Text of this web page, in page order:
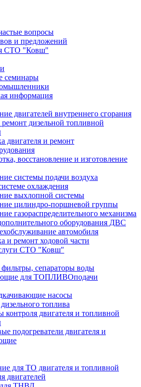
вопросы
и предложений
СТО "Ковш"
семинары
информация
двигателей внутреннего сгорания
дизельной топливной
двигателя и ремонт
восстановление и изготовление
системы подачи воздуха
охлаждения
выхлопной системы
цилиндро-поршневой группы
газораспределительного механизма
оборудования ДВС
автомобиля
и ремонт ходовой части
СТО "Ковш"
сепараторы воды
для ТОПЛИВОподачи
насосы
топлива
контроля двигателя и топливной
подогреватели двигателя и
для ТО двигателя и топливной
двигателей